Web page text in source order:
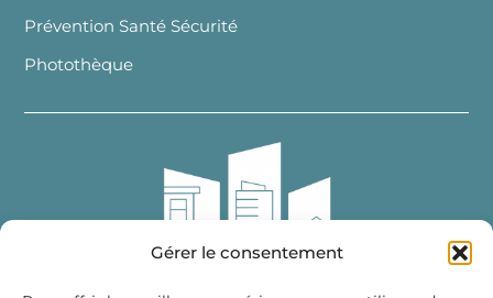
Gérer le consentement
Prévention Santé Sécurité
Photothèque